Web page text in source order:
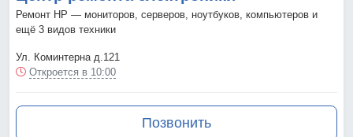
Ремонт HP — мониторов, серверов, ноутбуков, компьютеров и
ещё 3 видов техники
Ул. Коминтерна д.121
Откроется в 10:00
Позвонить